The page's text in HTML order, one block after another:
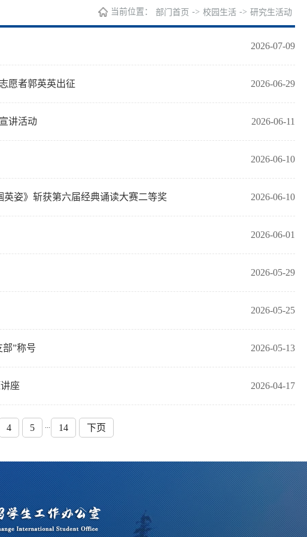
当前位置： 部门首页 -> 校园生活 -> 研究生活动
2026-07-09
2026-06-29
愿者郭英英出征
2026-06-11
讲活动
2026-06-10
2026-06-10
姿》斩获第六届经典诵读大赛二等奖
2026-06-01
2026-05-29
2026-05-25
2026-05-13
”称号
2026-04-17
座
4 5 14 下页